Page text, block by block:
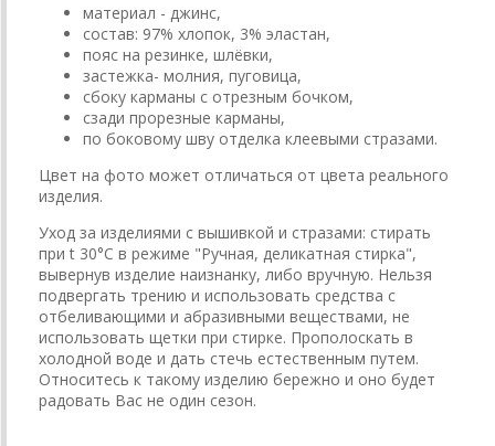
материал - джинс,
состав: 97% хлопок, 3% эластан,
пояс на резинке, шлёвки,
застежка- молния, пуговица,
сбоку карманы с отрезным бочком,
сзади прорезные карманы,
по боковому шву отделка клеевыми стразами.
Цвет на фото может отличаться от цвета реального
изделия.
Уход за изделиями с вышивкой и стразами: стирать
при t 30°C в режиме "Ручная, деликатная стирка",
вывернув изделие наизнанку, либо вручную. Нельзя
подвергать трению и использовать средства с
отбеливающими и абразивными веществами, не
использовать щетки при стирке. Прополоскать в
холодной воде и дать стечь естественным путем.
Относитесь к такому изделию бережно и оно будет
радовать Вас не один сезон.